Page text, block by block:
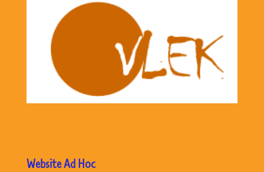
Website Ad Hoc